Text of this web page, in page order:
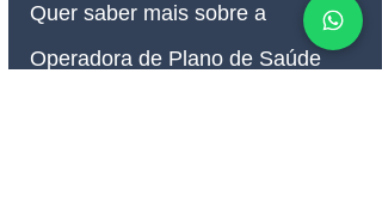
Quer saber mais sobre a
Operadora de Plano de Saúde